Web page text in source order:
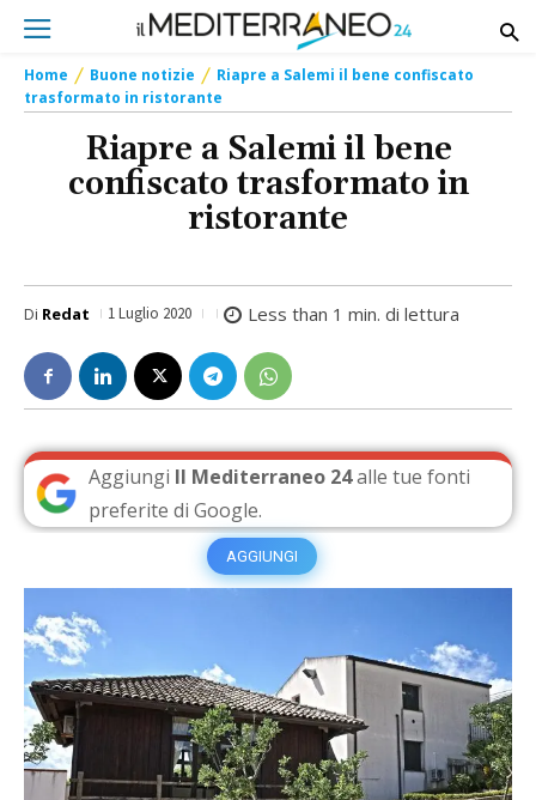
Home Buone notizie
Riapre a Salemi il bene confiscato
trasformato in ristorante
Riapre a Salemi il bene
confiscato trasformato in
ristorante
Di Redat 1 Luglio 2020 Less than 1 min. di lettura
Aggiungi Il Mediterraneo 24alle tue fonti
preferite di Google.
AGGIUNGI